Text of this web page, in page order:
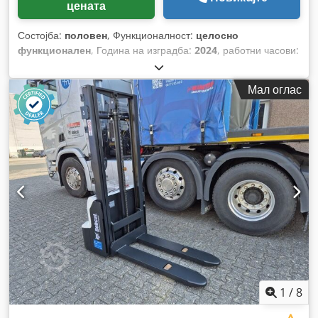
цената
Состојба: половен, Функционалност: целосно
функционален, Година на изградба: 2024, работни часови:
3.000 кг
4.710 мм, слободно подигање:1.475 мм, тип на гориво:
електричен
, тип на јарбол: триплекс, градежна височина:
2.145 мм, моќ:16 kW (21,75 коњски сили), ширина на
вилушкарската рамка:1.116 мм , должина на вилушките:
1.200 мм, празна тежина:4.850 кг, вкупна должина:2.520
мм, тип на погон:Elektro, градежна ширина:1.244 мм,
Мал оглас
1 /8